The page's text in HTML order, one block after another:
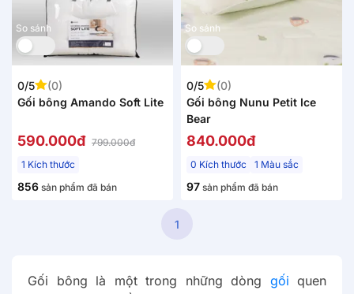
So sánh
0/5
(0)
Gối bông Amando Soft Lite
590.000đ 799.000đ
1 Kích thước
856 sản phẩm đã bán
So sánh
0/5
(0)
Gối bông Nunu Petit Ice
Bear
840.000đ
0 Kích thước 1 Màu sắc
97 sản phẩm đã bán
1
Gối bông là một trong những dòng gối quen